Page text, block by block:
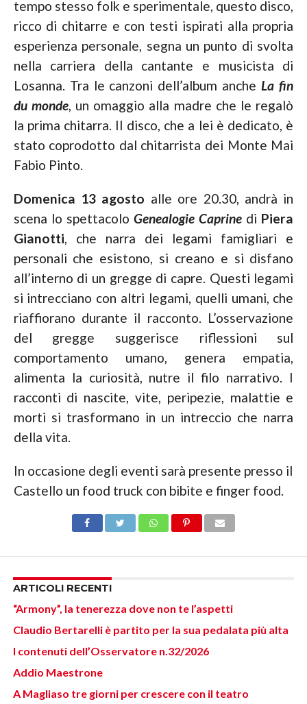
tempo stesso folk e sperimentale, questo disco,
ricco di chitarre e con testi ispirati alla propria
esperienza personale, segna un punto di svolta
nella carriera della cantante e musicista di
Losanna. Tra le canzoni dell’album ancheLa fin
du monde, un omaggio alla madre che le regalò
la prima chitarra. Il disco, che a lei è dedicato, è
stato coprodotto dal chitarrista dei Monte Mai
Fabio Pinto.
Domenica 13 agosto alle ore 20.30, andrà in
scena lo spettacolo Genealogie Caprine di Piera
Gianotti, che narra dei legami famigliari e
personali che esistono, si creano e si disfano
all’interno di un gregge di capre. Questi legami
si intrecciano con altri legami, quelli umani, che
riaffiorano durante il racconto. L’osservazione
del gregge suggerisce riflessioni sul
comportamento umano, genera empatia,
alimenta la curiosità, nutre il filo narrativo. I
racconti di nascite, vite, peripezie, malattie e
morti si trasformano in un intreccio che narra
della vita.
In occasione degli eventi sarà presente presso il
Castello un food truck con bibite e finger food.
ARTICOLI RECENTI
“Armony”, la tenerezza dove non te l’aspetti
Claudio Bertarelli è partito per la sua pedalata più alta
I contenuti dell’Osservatore n.32/2026
Addio Maestrone
A Magliaso tre giorni per crescere con il teatro